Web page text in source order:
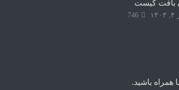
بافت کیست
746
باشید.